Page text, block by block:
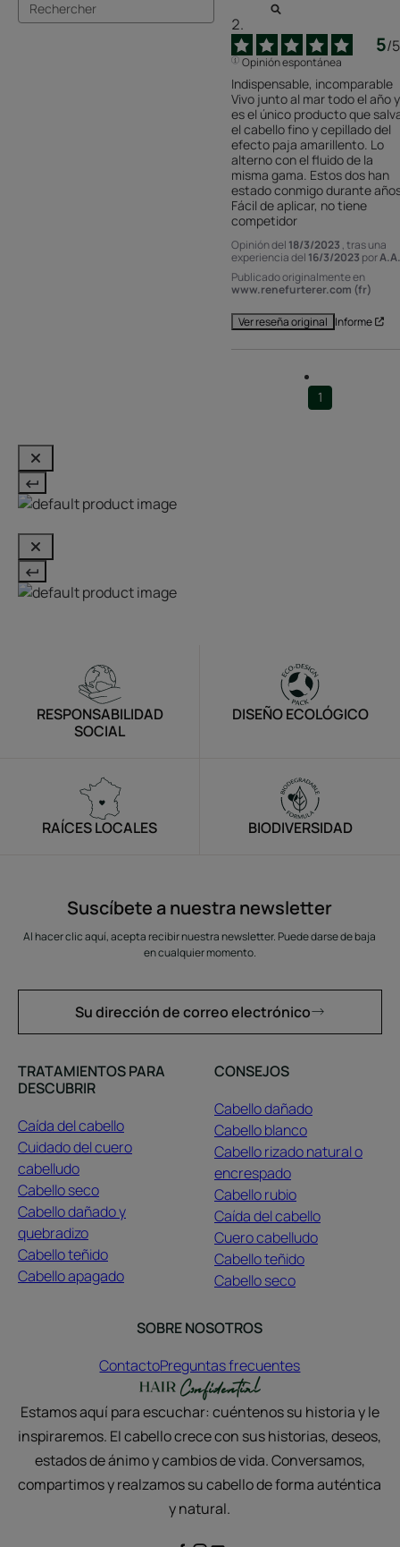
5/5
Opinión espontánea
Indispensable, incomparable
Vivo junto al mar todo el año y
es el único producto que
el cabello fino y cepillado del
efecto paja amarillento. Lo
alterno con el fluido de la
misma gama. Estos dos han
estado conmigo durante
Fácil de aplicar, no tiene
competidor
Opinión del 18/3/2023 , tras una
experiencia del 16/3/2023 porA.A.
Publicado originalmente en
www.renefurterer.com (fr)
Ver reseña original Informe
1
RESPONSABILIDAD
SOCIAL
DISEÑO ECOLÓGICO
RAÍCES LOCALES BIODIVERSIDAD
Suscíbete a nuestra newsletter
Al hacer clic aquí, acepta recibir nuestra newsletter. Puede darse de baja
en cualquier momento.
Su dirección de correo electrónico
TRATAMIENTOS PARA
DESCUBRIR
Caída del cabello
Cuidado del cuero
cabelludo
Cabello seco
Cabello dañado y
quebradizo
Cabello teñido
Cabello apagado
CONSEJOS
Cabello dañado
Cabello blanco
Cabello rizado natural o
encrespado
Cabello rubio
Caída del cabello
Cuero cabelludo
Cabello teñido
Cabello seco
SOBRE NOSOTROS
ContactoPreguntas frecuentes
Estamos aquí para escuchar: cuéntenos su historia y le
inspiraremos. El cabello crece con sus historias, deseos,
estados de ánimo y cambios de vida. Conversamos,
compartimos y realzamos su cabello de forma auténtica
y natural.